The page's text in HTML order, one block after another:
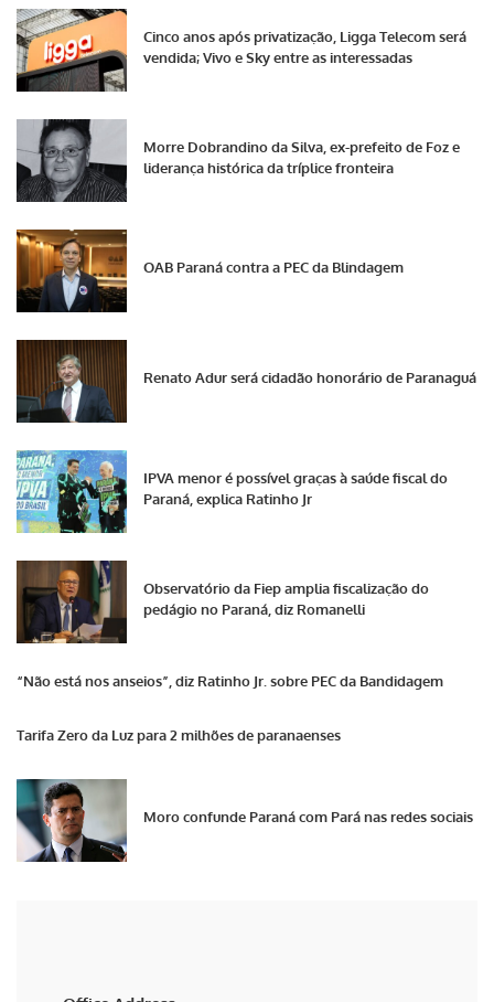
Cinco anos após privatização, Ligga Telecom será
vendida; Vivo e Sky entre as interessadas
Morre Dobrandino da Silva, ex-prefeito de Foz e
liderança histórica da tríplice fronteira
OAB Paraná contra a PEC da Blindagem
Renato Adur será cidadão honorário de Paranaguá
IPVA menor é possível graças à saúde fiscal do
Paraná, explica Ratinho Jr
Observatório da Fiep amplia fiscalização do
pedágio no Paraná, diz Romanelli
“Não está nos anseios”, diz Ratinho Jr. sobre PEC da Bandidagem
Tarifa Zero da Luz para 2 milhões de paranaenses
Moro confunde Paraná com Pará nas redes sociais